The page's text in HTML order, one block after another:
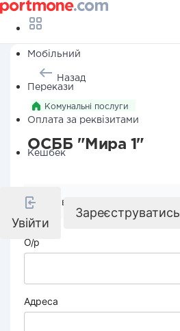
Мобільний
Перекази
Оплата за реквізитами
Кешбек
Увійти
Зареєструватись
Назад
Комунальні послуги
ОСББ "Мира 1"
Реквізити компанії
О/р
Адреса